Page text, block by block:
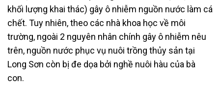
khối lượng khai thác) gây ô nhiễm nguồn nước làm cá
chết. Tuy nhiên, theo các nhà khoa học về môi
trường, ngoài 2 nguyên nhân chính gây ô nhiễm nêu
trên, nguồn nước phục vụ nuôi trồng thủy sản tại
Long Sơn còn bị đe dọa bởi nghề nuôi hàu của bà
con.